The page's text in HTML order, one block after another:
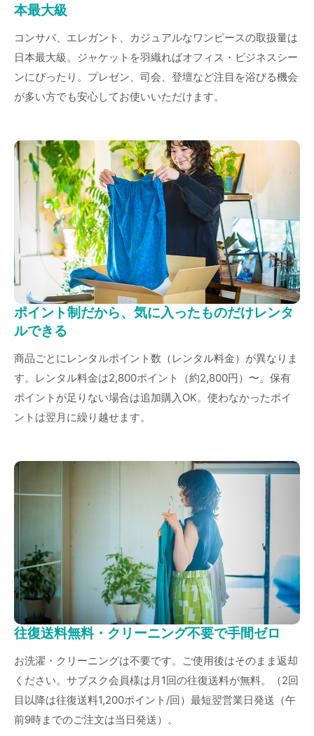
本最大級
コンサバ、エレガント、カジュアルなワンピースの取扱量は
日本最大級。ジャケットを羽織ればオフィス・ビジネスシー
ンにぴったり。プレゼン、司会、登壇など注目を浴びる機会
が多い方でも安心してお使いいただけます。
ポイント制だから、気に入ったものだけレンタ
ルできる
商品ごとにレンタルポイント数（レンタル料金）が異なりま
す。レンタル料金は2,800ポイント（約2,800円）〜。保有
ポイントが足りない場合は追加購入OK。使わなかったポイ
ントは翌月に繰り越せます。
往復送料無料・クリーニング不要で手間ゼロ
お洗濯・クリーニングは不要です。ご使用後はそのまま返却
ください。サブスク会員様は月1回の往復送料が無料。（2回
目以降は往復送料1,200ポイント/回）最短翌営業日発送（午
前9時までのご注文は当日発送）。